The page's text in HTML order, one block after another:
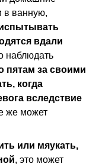
в ванную,
вдали
наблюдать
пятам за своими
когда
вследствие
же может
или мяукать,
, это может